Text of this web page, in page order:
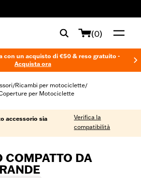
(0)
con un acquisto di €50 & reso gratuito -
Acquista ora
/Ricambi per motociclette/
per Motociclette
accessorio sia
Verifica la
compatibilità
COMPATTO DA